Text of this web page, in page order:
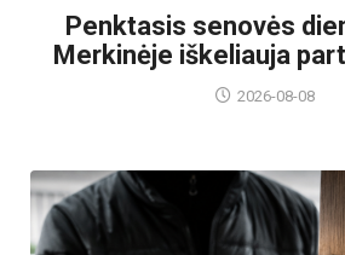
Penktasis senovės
Merkinėje iškeliauja
2026-08-08